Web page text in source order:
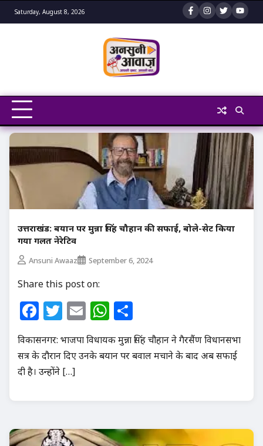
Skip
to
Saturday, August 8, 2026
उत्तराखंड: बयान पर मुन्ना सिंह चौहान की सफाई, बोले-सेट किया
गया गलत नेरेटिव
Ansuni Awaaz September 6, 2024
Share this post on:
Facebook
Twitter
EmailWhatsApp
विकासनगर: भाजपा विधायक मुन्ना सिंह चौहान ने गैरसैंण विधानसभा
सत्र के दौरान दिए उनके बयान पर बवाल मचाने के बाद अब सफाई
दी है। उन्होंने […]